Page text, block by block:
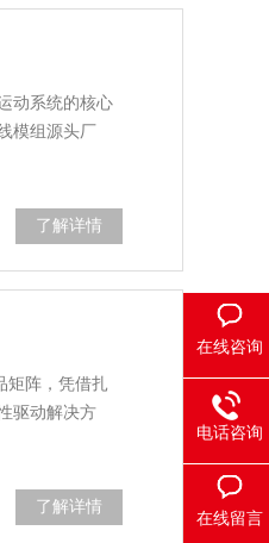
动系统的核心
模组源头厂
了解详情
矩阵，凭借扎
驱动解决方
了解详情
在线咨询
电话咨询
在线留言